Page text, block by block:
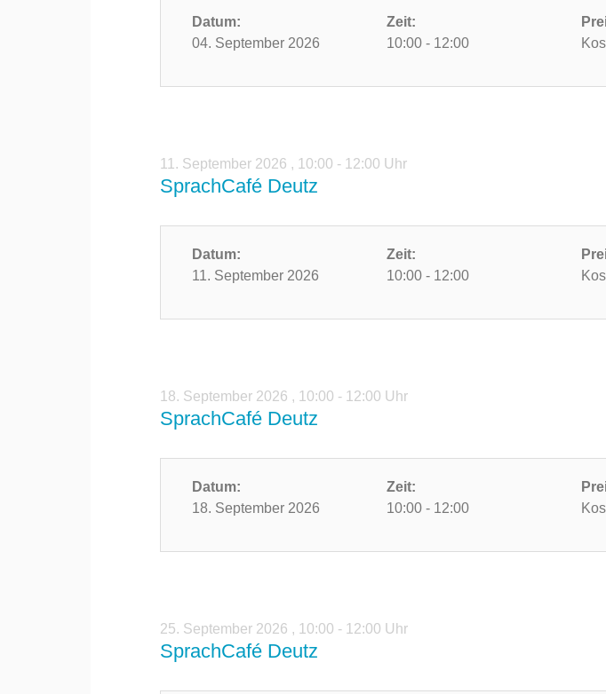
Datum:
04. September 2026
Zeit:
10:00 - 12:00
11. September 2026 , 10:00 - 12:00 Uhr
SprachCafé Deutz
Datum:
11. September 2026
Zeit:
10:00 - 12:00
18. September 2026 , 10:00 - 12:00 Uhr
SprachCafé Deutz
Datum:
18. September 2026
Zeit:
10:00 - 12:00
25. September 2026 , 10:00 - 12:00 Uhr
SprachCafé Deutz